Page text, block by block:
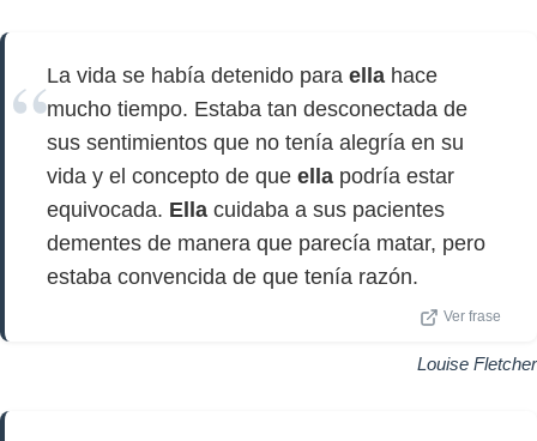
La vida se había detenido para ella hace
mucho tiempo. Estaba tan desconectada de
sus sentimientos que no tenía alegría en su
vida y el concepto de que ella podría estar
equivocada. Ella cuidaba a sus pacientes
dementes de manera que parecía matar, pero
estaba convencida de que tenía razón.
Ver frase
Louise Fletcher